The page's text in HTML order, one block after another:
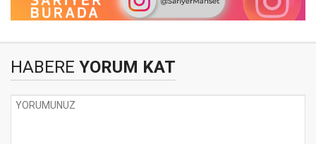
HABERE YORUM KAT